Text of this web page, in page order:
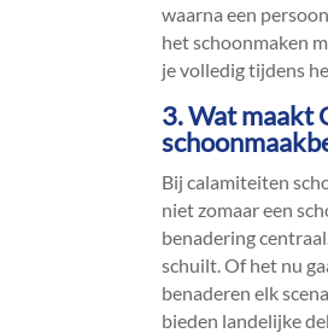
waarna een
het schoonmaken
je volledig tijdens
3.​ Wat maakt
Bij calamiteiten
niet zomaar een
benadering
schuilt.​ Of het nu
benaderen elk
bieden landelijke